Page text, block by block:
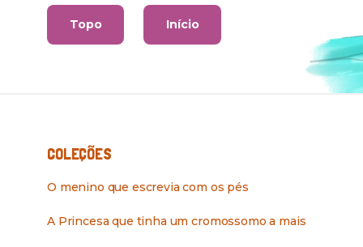
Topo Início
COLEÇÕES
O menino que escrevia com os pés
A Princesa que tinha um cromossomo a mais